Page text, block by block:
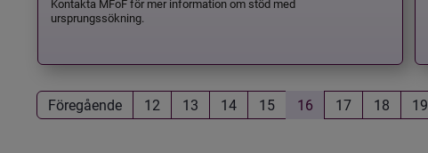
ursprungssökning.
Föregående 12 13 14 15 16 17 18 19